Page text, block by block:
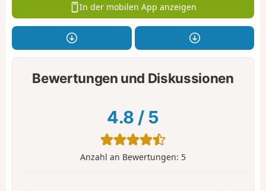
In der mobilen App anzeigen
Bewertungen und Diskussionen
4.8 / 5
Anzahl an Bewertungen: 5